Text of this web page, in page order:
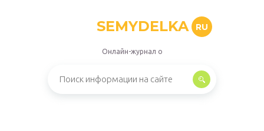
SEMYDELKA RU
Онлайн-журнал о